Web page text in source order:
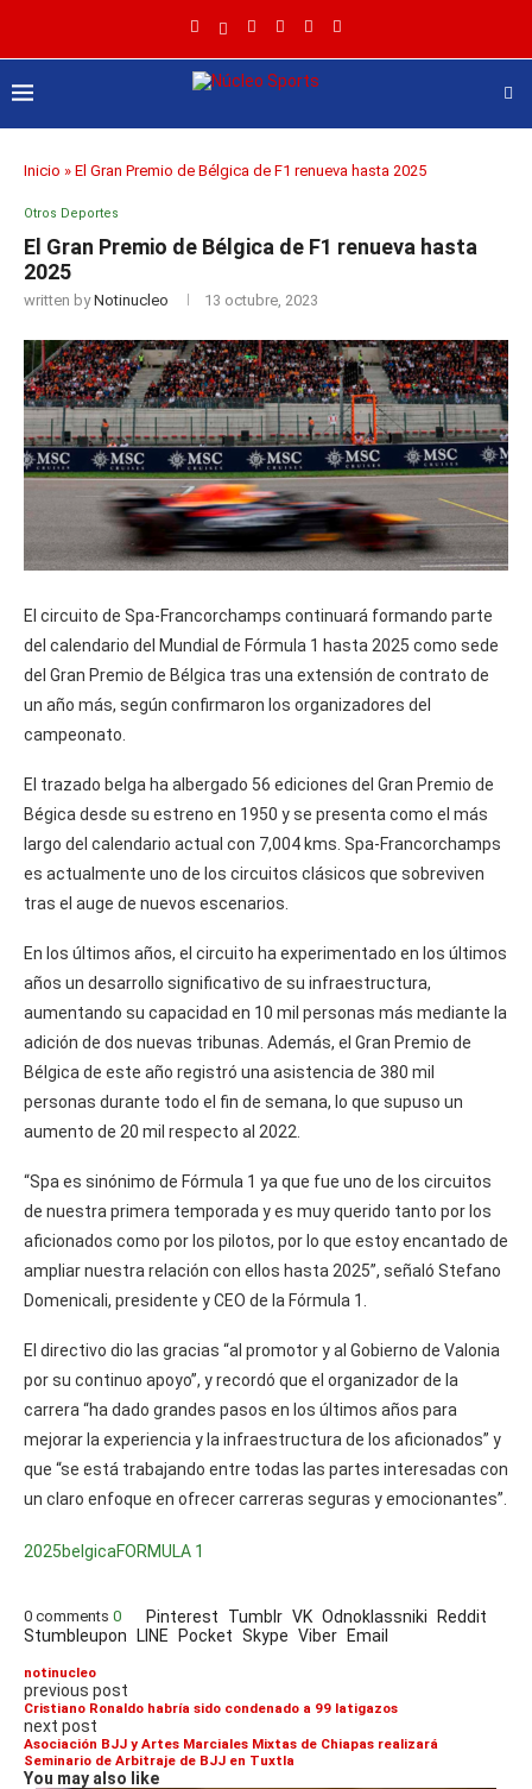
Inicio » El Gran Premio de Bélgica de F1 renueva hasta 2025
Otros Deportes
El Gran Premio de Bélgica de F1 renueva hasta
2025
written byNotinucleo 13 octubre, 2023
El circuito de Spa-Francorchamps continuará formando parte
del calendario del Mundial de Fórmula 1 hasta 2025 como sede
del Gran Premio de Bélgica tras una extensión de contrato de
un año más, según confirmaron los organizadores del
campeonato.
El trazado belga ha albergado 56 ediciones del Gran Premio de
Bégica desde su estreno en 1950 y se presenta como el más
largo del calendario actual con 7,004 kms. Spa-Francorchamps
es actualmente uno de los circuitos clásicos que sobreviven
tras el auge de nuevos escenarios.
En los últimos años, el circuito ha experimentado en los últimos
años un desarrollo significativo de su infraestructura,
aumentando su capacidad en 10 mil personas más mediante la
adición de dos nuevas tribunas. Además, el Gran Premio de
Bélgica de este año registró una asistencia de 380 mil
personas durante todo el fin de semana, lo que supuso un
aumento de 20 mil respecto al 2022.
“Spa es sinónimo de Fórmula 1 ya que fue uno de los circuitos
de nuestra primera temporada y es muy querido tanto por los
aficionados como por los pilotos, por lo que estoy encantado de
ampliar nuestra relación con ellos hasta 2025”, señaló Stefano
Domenicali, presidente y CEO de la Fórmula 1.
El directivo dio las gracias “al promotor y al Gobierno de Valonia
por su continuo apoyo”, y recordó que el organizador de la
carrera “ha dado grandes pasos en los últimos años para
mejorar la experiencia y la infraestructura de los aficionados” y
que “se está trabajando entre todas las partes interesadas con
un claro enfoque en ofrecer carreras seguras y emocionantes”.
2025belgicaFORMULA 1
0 comments 0 Pinterest Tumblr VK Odnoklassniki Reddit
Stumbleupon LINE Pocket Skype Viber Email
notinucleo
previous post
Cristiano Ronaldo habría sido condenado a 99 latigazos
next post
Asociación BJJ y Artes Marciales Mixtas de Chiapas realizará
Seminario de Arbitraje de BJJ en Tuxtla
You may also like